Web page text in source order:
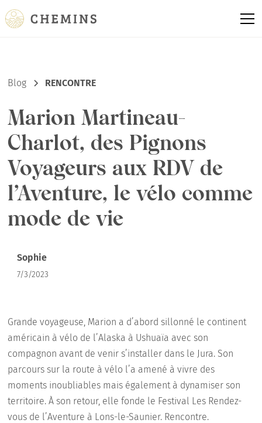
Blog RENCONTRE
Marion Martineau-
Charlot, des Pignons
Voyageurs aux RDV de
l’Aventure, le vélo comme
mode de vie
Sophie
7/3/2023
Grande voyageuse, Marion a d’abord sillonné le continent
américain à vélo de l’Alaska à Ushuaïa avec son
compagnon avant de venir s’installer dans le Jura. Son
parcours sur la route à vélo l’a amené à vivre des
moments inoubliables mais également à dynamiser son
territoire. À son retour, elle fonde le Festival Les Rendez-
vous de l’Aventure à Lons-le-Saunier. Rencontre.